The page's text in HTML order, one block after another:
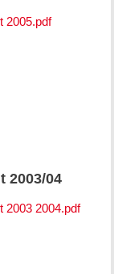
2005.pdf
2003/04
2003 2004.pdf